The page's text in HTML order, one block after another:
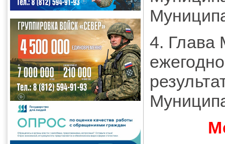
4. Глава